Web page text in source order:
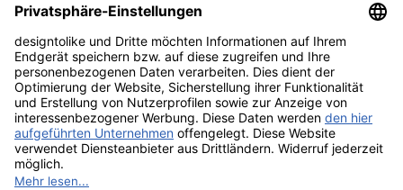
Information und Impressum
Zahlung & Versand